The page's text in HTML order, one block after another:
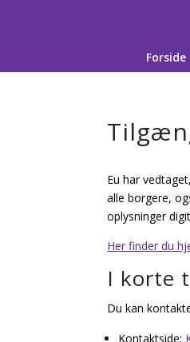
Forside
Eu har
alle borgere,
oplysninger
Her finder du
I korte
Du kan
Kontaktside: